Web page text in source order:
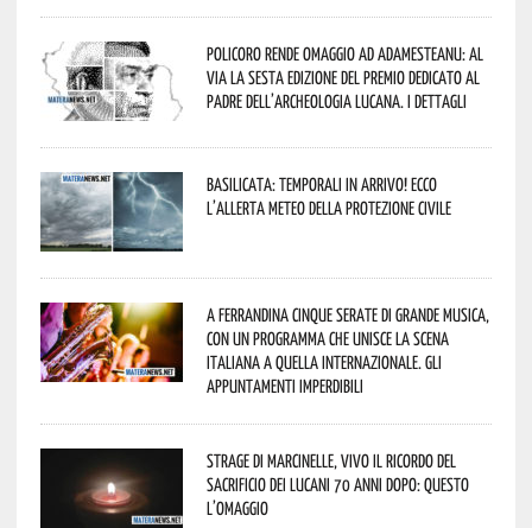
Policoro rende omaggio ad Adamesteanu: al
via la sesta edizione del Premio dedicato al
padre dell’archeologia lucana. I dettagli
Basilicata: temporali in arrivo! Ecco
l’allerta meteo della Protezione civile
A Ferrandina cinque serate di grande musica,
con un programma che unisce la scena
italiana a quella internazionale. Gli
appuntamenti imperdibili
Strage di Marcinelle, vivo il ricordo del
sacrificio dei lucani 70 anni dopo: questo
l’omaggio